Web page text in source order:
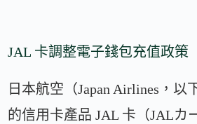
JAL 卡調整電子錢包充值政策
日本航空（Japan Airlines，以
的信用卡產品 JAL 卡（JALカ